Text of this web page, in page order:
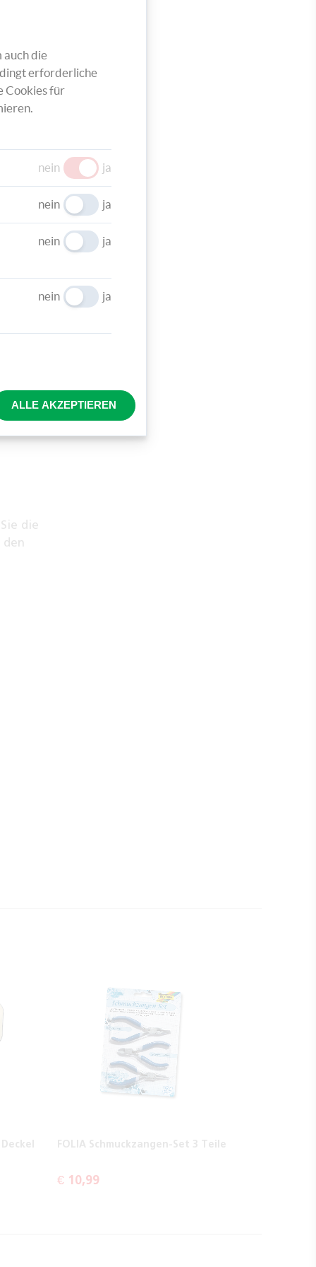
des
am
die
FOLIA Schmuckzangen-Set 3 Teile
€ 10,99
auch die
erforderliche
Cookies für
nein ja
nein ja
nein
ja
nein
ja
ALLE AKZEPTIEREN